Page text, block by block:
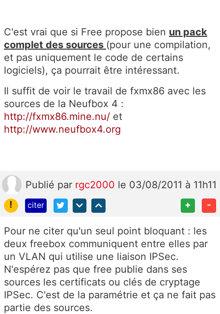
C'est vrai que si Free propose bien un pack
complet des sources (pour une compilation,
et pas uniquement le code de certains
logiciels), ça pourrait être intéressant.
Il suffit de voir le travail de fxmx86 avec les
sources de la Neufbox 4 :
http://fxmx86.mine.nu/ et
http://www.neufbox4.org
Publié par rgc2000 le 03/08/2011 à 11h11
!
citer + -
Pour ne citer qu'un seul point bloquant : les
deux freebox communiquent entre elles par
un VLAN qui utilise une liaison IPSec.
N'espérez pas que free publie dans ses
sources les certificats ou clés de cryptage
IPSec. C'est de la paramétrie et ça ne fait pas
partie des sources.